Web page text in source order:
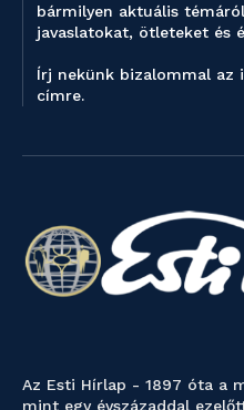
bármilyen aktuális
javaslatokat, ötleteket és
Írj nekünk bizalommal az
címre.
Az Esti Hírlap - 1897 óta a
mint egy évszázaddal